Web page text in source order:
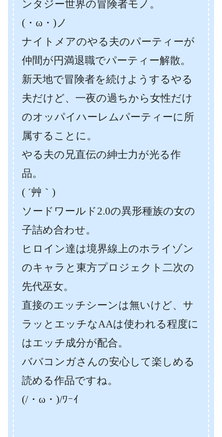
ンタジー世界の冒険者モノ。
(・ω・)ノ
ナイトメアのやる夫のパーティーが
仲間が円満退職でパーティー解散。
新天地で冒険者を続けようするやる
夫だけど、一夜の過ちから女性だけ
のオッパイハーレムパーティーに所
属することに。
やる夫の兄直伝の紳士力が光る作
品。
( ´艸｀)
ソードワールド2.0の異形種族の女の
子詰め合わせ。
ヒロイン達は境界線上のホライゾン
のキャラと東方プロジェクト二次の
先代巫女。
直接のエッチシーンは無いけど、サ
ラッとエッチなAAは使われる程度に
はエッチ成分が配合。
ババコンガさんの安心して楽しめる
読める作品ですね。
(/・ω・)/ﾜｰｲ